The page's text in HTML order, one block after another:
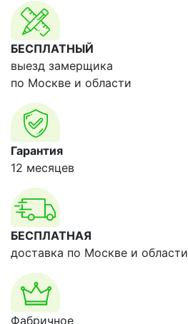
БЕСПЛАТНЫЙ
выезд замерщика
по Москве и области
Гарантия
12 месяцев
БЕСПЛАТНАЯ
доставка по Москве и области
Фабричное